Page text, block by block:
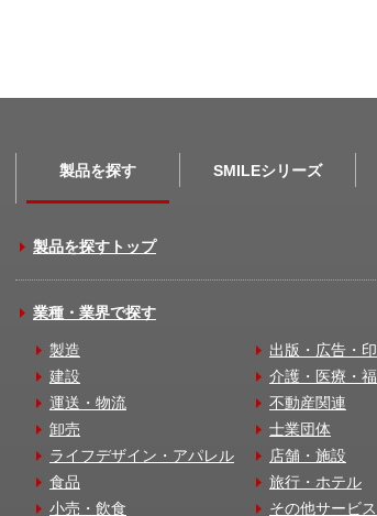
製品を探す SMILEシリーズ
製品を探すトップ
業種・業界で探す
製造
建設
運送・物流
卸売
ライフデザイン・アパレル
食品
小売・飲食
出版・広告・
介護・医療・
不動産関連
士業団体
店舗・施設
旅行・ホテル
その他サービス